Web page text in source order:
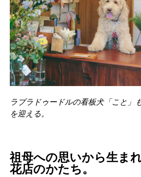
ラブラドゥードルの看板犬「こと」
を迎える。
祖母への思いから生ま
花店のかたち。